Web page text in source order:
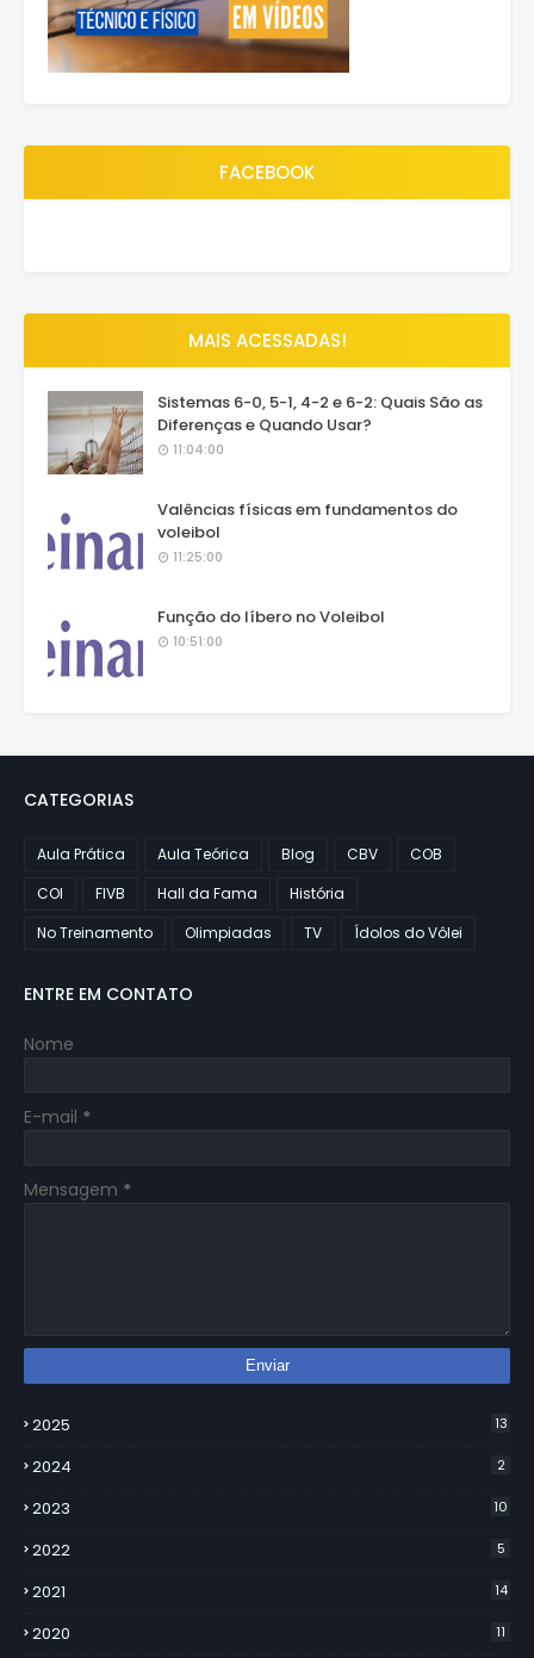
FACEBOOK
MAIS ACESSADAS!
Sistemas 6-0, 5-1, 4-2 e 6-2: Quais São as
Diferenças e Quando Usar?
11:04:00
Valências físicas em fundamentos do
voleibol
11:25:00
Função do líbero no Voleibol
10:51:00
CATEGORIAS
Aula Prática Aula Teórica Blog CBV
COB
COI
FIVB Hall da Fama
História
No Treinamento
Olimpiadas TV Ídolos do Vôlei
ENTRE EM CONTATO
Nome
E-mail *
Mensagem *
2025 13
2024 2
2023 10
2022 5
2021 14
2020 11